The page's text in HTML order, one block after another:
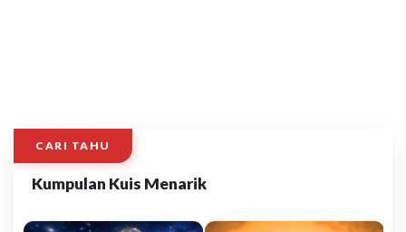
CARI TAHU
Kumpulan Kuis Menarik